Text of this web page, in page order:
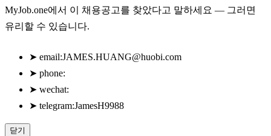
MyJob.one에서 이 채용공고를 찾았다고 말하세요 — 그러면
유리할 수 있습니다.
➤ email:JAMES.HUANG@huobi.com
➤ phone:
➤ wechat:
➤ telegram:JamesH9988
닫기